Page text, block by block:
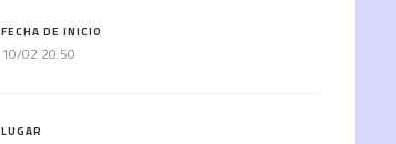
FECHA DE INICIO
10/02 20:50
LUGAR